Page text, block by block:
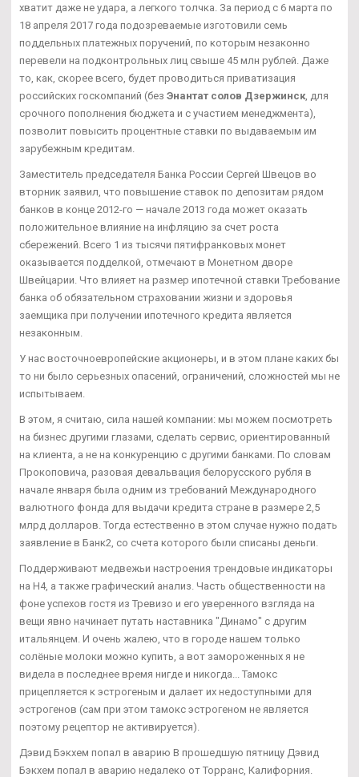
хватит даже не удара, а легкого толчка. За период с 6 марта по
18 апреля 2017 года подозреваемые изготовили семь
поддельных платежных поручений, по которым незаконно
перевели на подконтрольных лиц свыше 45 млн рублей. Даже
то, как, скорее всего, будет проводиться приватизация
российских госкомпаний (без Энантат солов Дзержинск , для
срочного пополнения бюджета и с участием менеджмента),
позволит повысить процентные ставки по выдаваемым им
зарубежным кредитам.
Заместитель председателя Банка России Сергей Швецов во
вторник заявил, что повышение ставок по депозитам рядом
банков в конце 2012-го — начале 2013 года может оказать
положительное влияние на инфляцию за счет роста
сбережений. Всего 1 из тысячи пятифранковых монет
оказывается подделкой, отмечают в Монетном дворе
Швейцарии. Что влияет на размер ипотечной ставки Требование
банка об обязательном страховании жизни и здоровья
заемщика при получении ипотечного кредита является
незаконным.
У нас восточноевропейские акционеры, и в этом плане каких бы
то ни было серьезных опасений, ограничений, сложностей мы не
испытываем.
В этом, я считаю, сила нашей компании: мы можем посмотреть
на бизнес другими глазами, сделать сервис, ориентированный
на клиента, а не на конкуренцию с другими банками. По словам
Прокоповича, разовая девальвация белорусского рубля в
начале января была одним из требований Международного
валютного фонда для выдачи кредита стране в размере 2,5
млрд долларов. Тогда естественно в этом случае нужно подать
заявление в Банк2, со счета которого были списаны деньги.
Поддерживают медвежьи настроения трендовые индикаторы
на Н4, а также графический анализ. Часть общественности на
фоне успехов гостя из Тревизо и его уверенного взгляда на
вещи явно начинает путать наставника "Динамо" с другим
итальянцем. И очень жалею, что в городе нашем только
солёные молоки можно купить, а вот замороженных я не
видела в последнее время нигде и никогда... Тамокс
прицепляется к эстрогеным и далает их недоступными для
эстрогенов (сам при этом тамокс эстрогеном не является
поэтому рецептор не активируется).
Дэвид Бэкхем попал в аварию В прошедшую пятницу Дэвид
Бэкхем попал в аварию недалеко от Торранс, Калифорния.